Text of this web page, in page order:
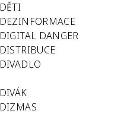
DĚTI
DEZINFORMACE
DIGITAL DANGER
DISTRIBUCE
DIVADLO
DIVÁK
DIZMAS